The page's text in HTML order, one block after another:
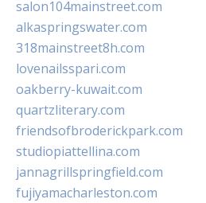
salon104mainstreet.com
alkaspringswater.com
318mainstreet8h.com
lovenailsspari.com
oakberry-kuwait.com
quartzliterary.com
friendsofbroderickpark.com
studiopiattellina.com
jannagrillspringfield.com
fujiyamacharleston.com